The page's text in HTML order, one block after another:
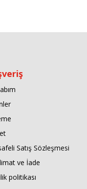
Satış Sözleşmesi
ve İade
politikası